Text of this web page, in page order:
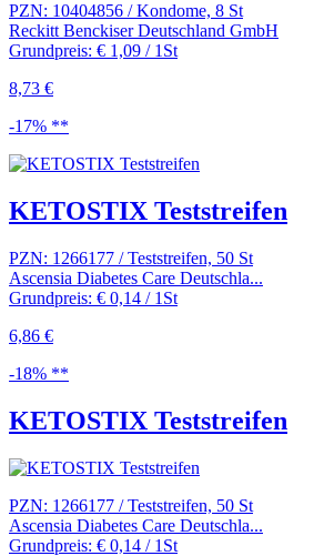
PZN: 10404856 / Kondome, 8 St
Reckitt Benckiser Deutschland GmbH
Grundpreis: € 1,09 / 1St
8,73 €
-17% **
KETOSTIX Teststreifen
PZN: 1266177 / Teststreifen, 50 St
Ascensia Diabetes Care Deutschla...
Grundpreis: € 0,14 / 1St
6,86 €
-18% **
KETOSTIX Teststreifen
PZN: 1266177 / Teststreifen, 50 St
Ascensia Diabetes Care Deutschla...
Grundpreis: € 0,14 / 1St